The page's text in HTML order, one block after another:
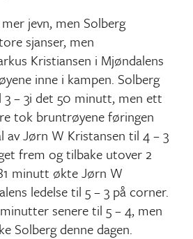
jevn, men Solberg
sjanser, men
Kristiansen i Mjøndalens
inne i kampen. Solberg
– 3i det 50 minutt, men ett
tok bruntrøyene føringen
av Jørn W Kristansen til 4 – 3
frem og tilbake utover 2
minutt økte Jørn W
ledelse til 5 – 3 på corner.
senere til 5 – 4, men
Solberg denne dagen.